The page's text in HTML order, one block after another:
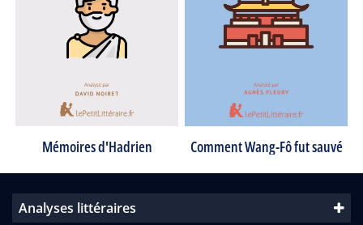
Mémoires d'Hadrien Comment Wang-Fô fut sauvé
Analyses littéraires